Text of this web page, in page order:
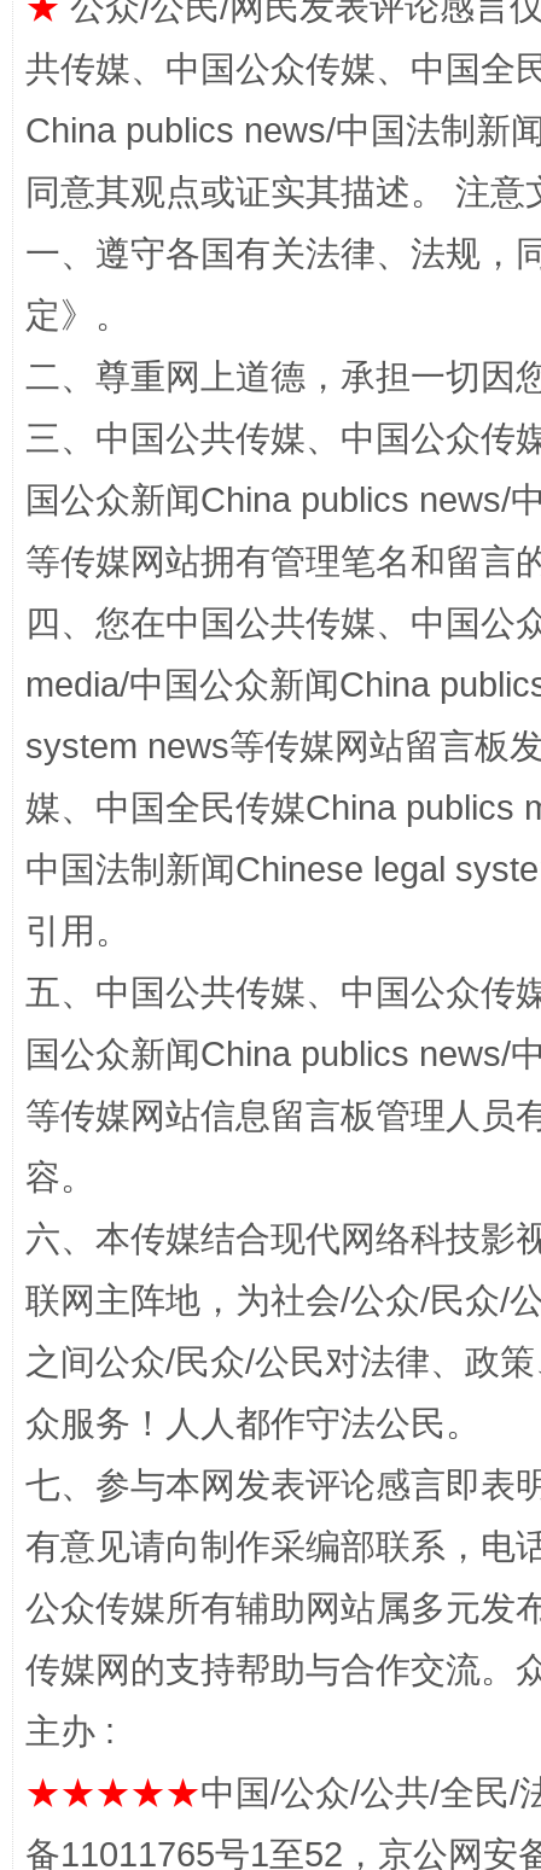
扯下公款旅游的“隐身衣” 如何以
“蜀中异人”王建安的艺术幻境
完善运行机制助力责任有效落实 一纸欠
东山县通报“牛蛙产品抗生素超标问题”
揭开“小金库”的免责幌子
共传媒、中国公众传媒、中国全
China publics news/中国法制新
同意其观点或证实其描述。 注
一、遵守各国有关法律、法规，
定》。
二、尊重网上道德，承担一切因
三、中国公共传媒、中国公众传
国公众新闻China publics news/
等传媒网站拥有管理笔名和留言
四、您在中国公共传媒、中国公
media/中国公众新闻China
system news等传媒网站留言板
媒、中国全民传媒China publics
中国法制新闻Chinese legal
引用。
五、中国公共传媒、中国公众传
国公众新闻China publics news/
等传媒网站信息留言板管理人员
容。
六、本传媒结合现代网络科技影
联网主阵地，为社会/公众/民众/
之间公众/民众/公民对法律、政
众服务！人人都作守法公民。
七、参与本网发表评论感言即表
有意见请向制作采编部联系，电
公众传媒所有辅助网站属多元发
传媒网的支持帮助与合作交流。
主办 :
★★★★★中国/公众/公共/全民/
备11011765号1至52，京公网安